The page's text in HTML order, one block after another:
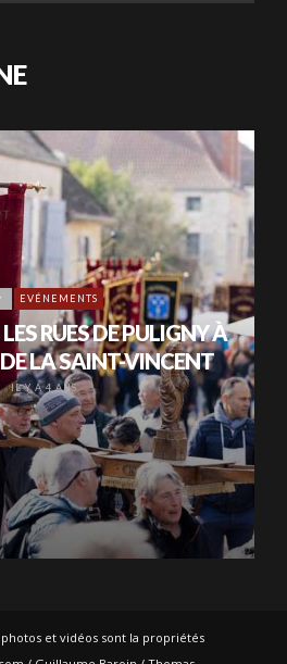
EVÉNEMENTS
RUES DE PULIGNY À
LA SAINT-VINCENT
IL Y A 4 ANS
et vidéos sont la propriétés